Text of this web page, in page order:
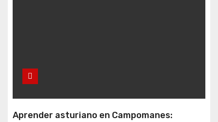
Aprender asturiano en Campomanes: